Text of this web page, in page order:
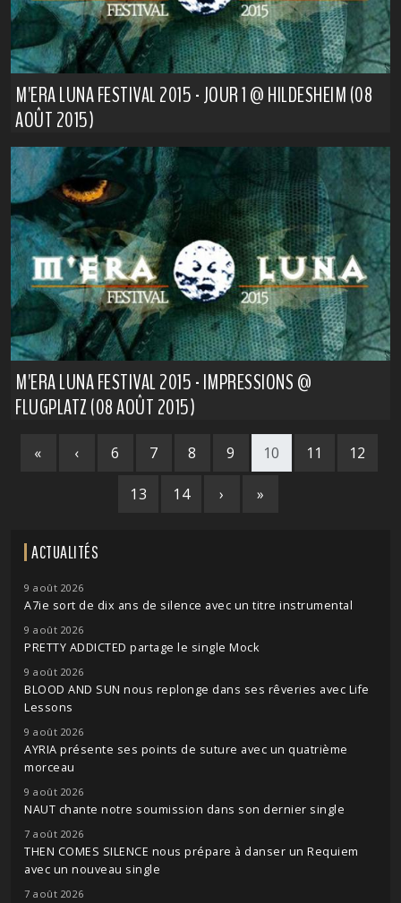
M'ERA LUNA FESTIVAL 2015 - JOUR 1 @ HILDESHEIM (08
AOÛT 2015)
M'ERA LUNA FESTIVAL 2015 - IMPRESSIONS @
FLUGPLATZ (08 AOÛT 2015)
« ‹ 6 7 8 9 10 11 12
13 14 › »
ACTUALITÉS
9 août 2026
A7ie sort de dix ans de silence avec un titre instrumental
9 août 2026
PRETTY ADDICTED partage le single Mock
9 août 2026
BLOOD AND SUN nous replonge dans ses rêveries avec Life
Lessons
9 août 2026
AYRIA présente ses points de suture avec un quatrième
morceau
9 août 2026
NAUT chante notre soumission dans son dernier single
7 août 2026
THEN COMES SILENCE nous prépare à danser un Requiem
avec un nouveau single
7 août 2026